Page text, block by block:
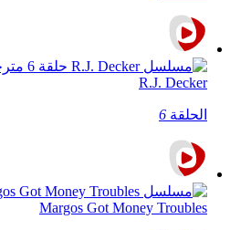
R.J. Decker
الحلقة 6
Margos Got Money Troubles